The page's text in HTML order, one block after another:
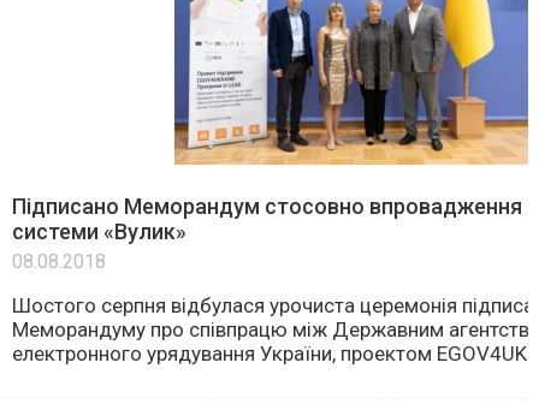
Підписано Меморандум стосовно впровадження
системи «Вулик»
08.08.2018
Шостого серпня відбулася урочиста церемонія
Меморандуму про співпрацю між Державним
електронного урядування України, проектом